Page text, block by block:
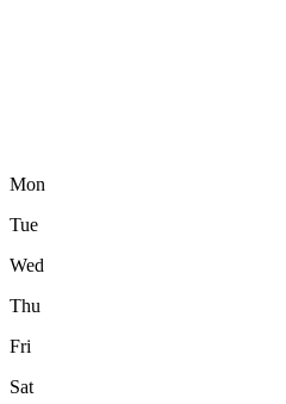
Mon
Tue
Wed
Thu
Fri
Sat